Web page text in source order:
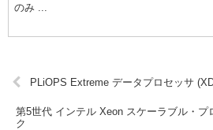
のみ ...
PLiOPS Extreme データプロセッサ
第5世代 インテル Xeon スケーラブル・プ
ク